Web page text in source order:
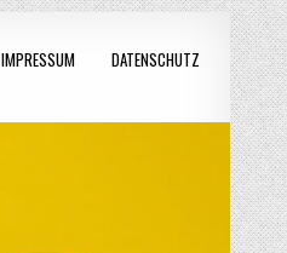
IMPRESSUM DATENSCHUTZ